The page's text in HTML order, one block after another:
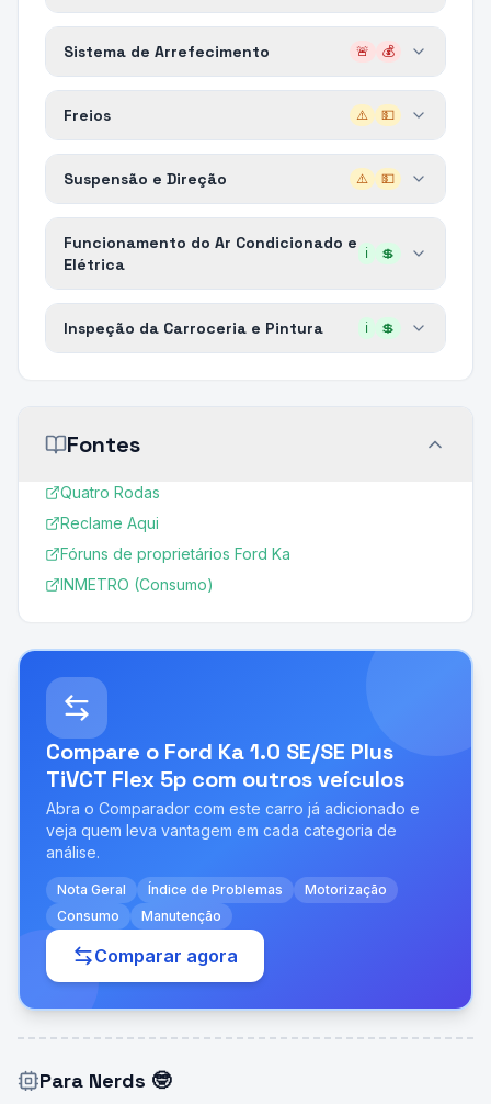
Sistema de Arrefecimento 🚨 💰
Freios ⚠️ 💵
Suspensão e Direção ⚠️ 💵
Funcionamento do Ar Condicionado e
Elétrica
ℹ️ 💲
Inspeção da Carroceria e Pintura ℹ️ 💲
Fontes
Quatro Rodas
Reclame Aqui
Fóruns de proprietários Ford Ka
INMETRO (Consumo)
Compare o Ford Ka 1.0 SE/SE Plus
TiVCT Flex 5p com outros veículos
Abra o Comparador com este carro já adicionado e
veja quem leva vantagem em cada categoria de
análise.
Nota Geral Índice de Problemas
Motorização
Consumo
Manutenção
Comparar agora
Para Nerds 🤓